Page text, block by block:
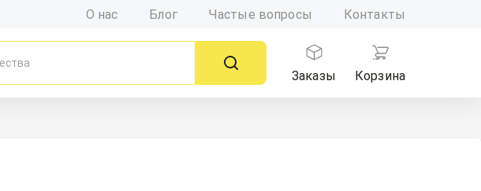
О нас Блог Частые вопросы Контакты
Заказы
Корзина